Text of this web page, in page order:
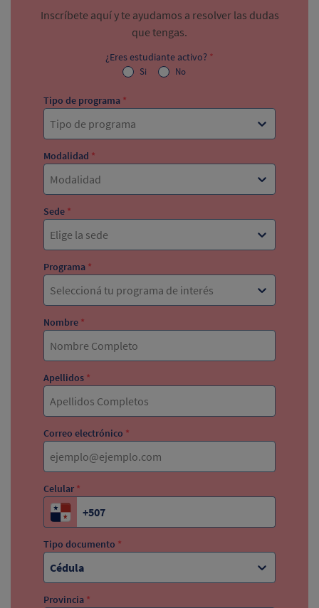
Inscríbete aquí y te ayudamos a resolver las dudas
que tengas.
¿Eres estudiante activo? *
Si No
Tipo de programa *
Tipo de programa
Modalidad *
Modalidad
Sede *
Elige la sede
Programa *
Seleccioná tu programa de interés
Nombre *
Apellidos *
Correo electrónico *
Celular *
Tipo documento *
Cédula
Provincia *